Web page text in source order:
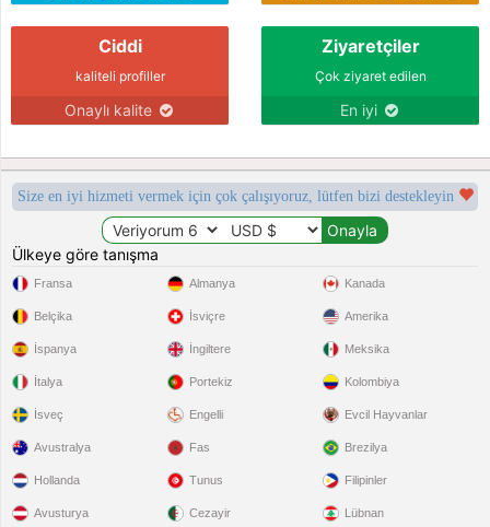
Ciddi
kaliteli profiller
Onaylı kalite
Ziyaretçiler
Çok ziyaret edilen
En iyi
Size en iyi hizmeti vermek için çok çalışıyoruz, lütfen bizi destekleyin
Ülkeye göre tanışma
Fransa
Belçika
İspanya
İtalya
İsveç
Almanya
İsviçre
İngiltere
Portekiz
Engelli
Kanada
Amerika
Meksika
Kolombiya
Evcil Hayvanlar
Avustralya
Hollanda
Avusturya
Fas
Tunus
Cezayir
Brezilya
Filipinler
Lübnan